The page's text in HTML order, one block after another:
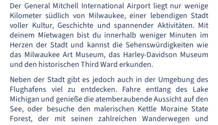
Der General Mitchell International Airport liegt nur wenige
Kilometer südlich von Milwaukee, einer lebendigen Stadt
voller Kultur, Geschichte und spannender Aktivitäten. Mit
deinem Mietwagen bist du innerhalb weniger Minuten im
Herzen der Stadt und kannst die Sehenswürdigkeiten wie
das Milwaukee Art Museum, das Harley-Davidson Museum
und den historischen Third Ward erkunden.
Neben der Stadt gibt es jedoch auch in der Umgebung des
Flughafens viel zu entdecken. Fahre entlang des Lake
Michigan und genieße die atemberaubende Aussicht auf den
See, oder besuche den malerischen Kettle Moraine State
Forest, der mit seinen zahlreichen Wanderwegen und